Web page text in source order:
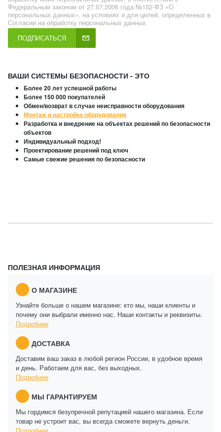
Федеральным законом от 27.07.2006 года №152-ФЗ «О
персональных данных», на условиях и для целей, определенных в
Согласии на обработку персональных данных
ПОДПИСАТЬСЯ
ВАШИ СИСТЕМЫ БЕЗОПАСНОСТИ - ЭТО
Более 20 лет успешной работы
Более 150 000 покупателей
Обмен/возврат в случае неисправности оборудования
Монтаж и настройка оборудования
Разработка и внедрение на объектах решений по безопасности
объектов
Индивидуальный подход!
Проектирование решений под ключ
Самые свежие решения по безопасности
ПОЛЕЗНАЯ ИНФОРМАЦИЯ
О МАГАЗИНЕ
Узнайте больше о нашем магазине: кто мы, наши клиенты и
почему они выбрали именно нас. Наши контакты и реквизиты.
Подробнее
ДОСТАВКА
Доставим ваш заказ в любой регион России, в удобное время
и день. Работаем для вас, без выходных.
Подробнее
МЫ ГАРАНТИРУЕМ
Мы гордимся безупречной репутацией нашего магазина. Если
товар не устроит вас, вы всегда сможете вернуть деньги.